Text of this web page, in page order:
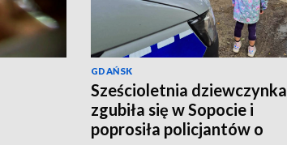
GDAŃSK
Sześcioletnia dziewczynka
zgubiła się w Sopocie i
poprosiła policjantów o